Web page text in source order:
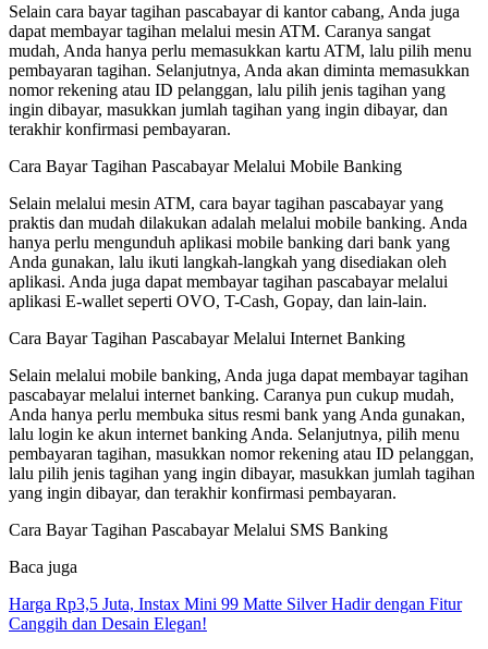
Selain cara bayar tagihan pascabayar di kantor cabang, Anda juga
dapat membayar tagihan melalui mesin ATM. Caranya sangat
mudah, Anda hanya perlu memasukkan kartu ATM, lalu pilih menu
pembayaran tagihan. Selanjutnya, Anda akan diminta memasukkan
nomor rekening atau ID pelanggan, lalu pilih jenis tagihan yang
ingin dibayar, masukkan jumlah tagihan yang ingin dibayar, dan
terakhir konfirmasi pembayaran.
Cara Bayar Tagihan Pascabayar Melalui Mobile Banking
Selain melalui mesin ATM, cara bayar tagihan pascabayar yang
praktis dan mudah dilakukan adalah melalui mobile banking. Anda
hanya perlu mengunduh aplikasi mobile banking dari bank yang
Anda gunakan, lalu ikuti langkah-langkah yang disediakan oleh
aplikasi. Anda juga dapat membayar tagihan pascabayar melalui
aplikasi E-wallet seperti OVO, T-Cash, Gopay, dan lain-lain.
Cara Bayar Tagihan Pascabayar Melalui Internet Banking
Selain melalui mobile banking, Anda juga dapat membayar tagihan
pascabayar melalui internet banking. Caranya pun cukup mudah,
Anda hanya perlu membuka situs resmi bank yang Anda gunakan,
lalu login ke akun internet banking Anda. Selanjutnya, pilih menu
pembayaran tagihan, masukkan nomor rekening atau ID pelanggan,
lalu pilih jenis tagihan yang ingin dibayar, masukkan jumlah tagihan
yang ingin dibayar, dan terakhir konfirmasi pembayaran.
Cara Bayar Tagihan Pascabayar Melalui SMS Banking
Baca juga
Harga Rp3,5 Juta, Instax Mini 99 Matte Silver Hadir dengan Fitur
Canggih dan Desain Elegan!